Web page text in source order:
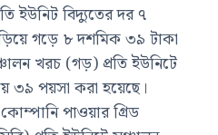
ইউনিট বিদ্যুতের দর ৭
গড়ে ৮ দশমিক ৩৯ টাকা
খরচ (গড়) প্রতি ইউনিটে
৩৯ পয়সা করা হয়েছে।
পাওয়ার গ্রিড